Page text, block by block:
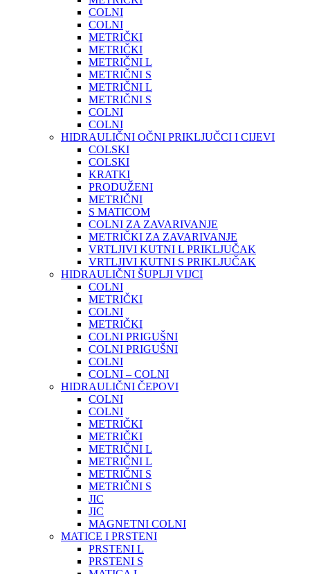
COLNI
COLNI
METRIČKI
METRIČKI
METRIČNI L
METRIČNI S
METRIČNI L
METRIČNI S
COLNI
COLNI
HIDRAULIČNI OČNI PRIKLJUČCI I CIJEVI
COLSKI
COLSKI
KRATKI
PRODUŽENI
METRIČNI
S MATICOM
COLNI ZA ZAVARIVANJE
METRIČKI ZA ZAVARIVANJE
VRTLJIVI KUTNI L PRIKLJUČAK
VRTLJIVI KUTNI S PRIKLJUČAK
HIDRAULIČNI ŠUPLJI VIJCI
COLNI
METRIČKI
COLNI
METRIČKI
COLNI PRIGUŠNI
COLNI PRIGUŠNI
COLNI
COLNI – COLNI
HIDRAULIČNI ČEPOVI
COLNI
COLNI
METRIČKI
METRIČKI
METRIČNI L
METRIČNI L
METRIČNI S
METRIČNI S
JIC
JIC
MAGNETNI COLNI
MATICE I PRSTENI
PRSTENI L
PRSTENI S